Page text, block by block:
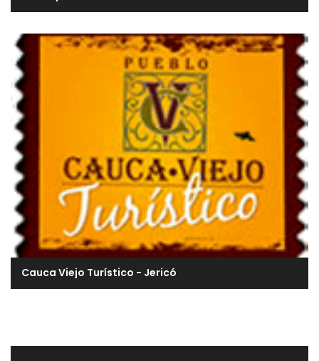
Cauca Viejo Turístico - Jericó